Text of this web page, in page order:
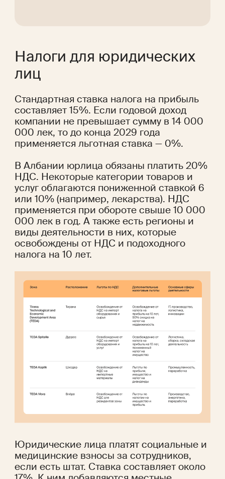
Налоги для юридических
лиц
Стандартная ставка налога на прибыль
составляет 15%. Если годовой доход
компании не превышает сумму в 14 000
000 лек, то до конца 2029 года
применяется льготная ставка — 0%.
В Албании юрлица обязаны платить 20%
НДС. Некоторые категории товаров и
услуг облагаются пониженной ставкой 6
или 10% (например, лекарства). НДС
применяется при обороте свыше 10 000
000 лек в год. А также есть регионы и
виды деятельности в них, которые
освобождены от НДС и подоходного
налога на 10 лет.
Юридические лица платят социальные и
медицинские взносы за сотрудников,
если есть штат. Ставка составляет около